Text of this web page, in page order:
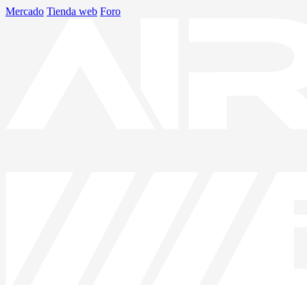
Mercado Tienda web Foro